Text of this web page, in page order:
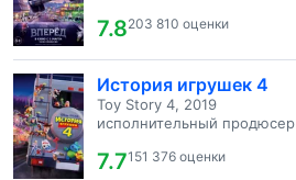
7.8203 810 оценки
История игрушек 4
Toy Story 4, 2019
исполнительный продюсер
7.7151 376 оценки